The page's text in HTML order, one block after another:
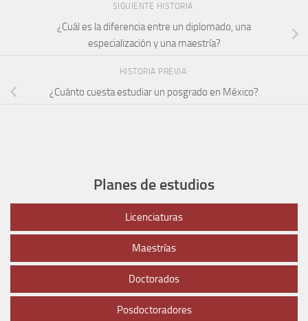
SIGUIENTE HISTORIA
¿Cuál es la diferencia entre un diplomado, una
especialización y una maestría?
HISTORIA PREVIA
¿Cuánto cuesta estudiar un posgrado en México?
Planes de estudios
Licenciaturas
Maestrías
Doctorados
Posdoctoradores